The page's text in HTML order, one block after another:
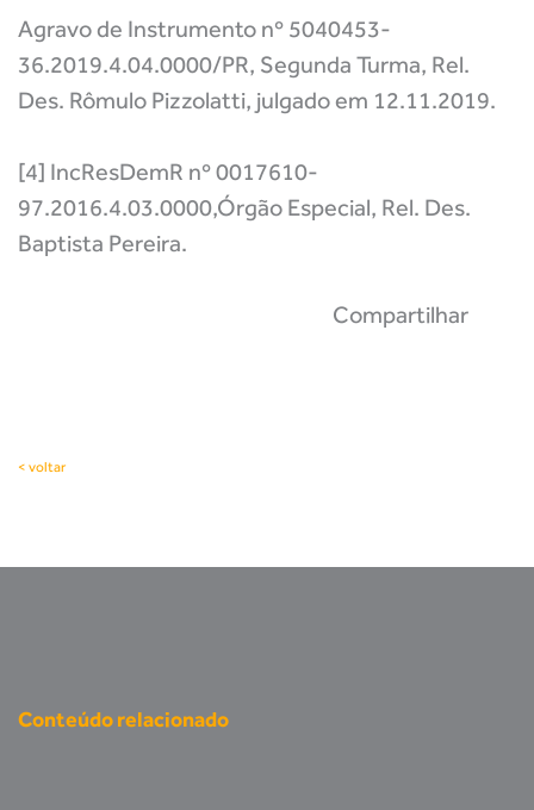
Agravo de Instrumento nº 5040453-
36.2019.4.04.0000/PR, Segunda Turma, Rel.
Des. Rômulo Pizzolatti, julgado em 12.11.2019.
[4] IncResDemR nº 0017610-
97.2016.4.03.0000,Órgão Especial, Rel. Des.
Baptista Pereira.
Compartilhar
< voltar
Conteúdo relacionado